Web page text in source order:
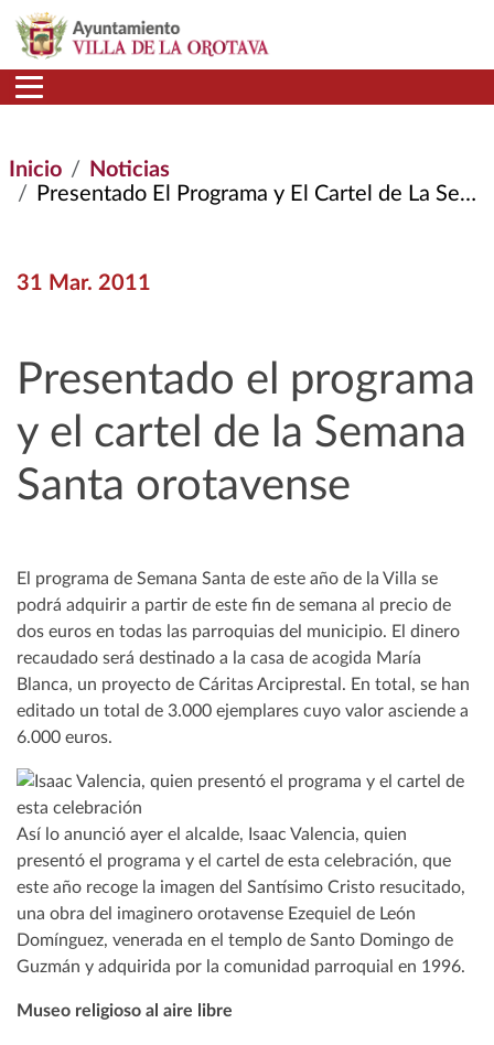
Pasar al contenido principal
Inicio
Noticias
Presentado El Programa y El Cartel de La Semana Santa Orotavense
31 Mar. 2011
Presentado el programa
y el cartel de la Semana
Santa orotavense
El programa de Semana Santa de este año de la Villa se
podrá adquirir a partir de este fin de semana al precio de
dos euros en todas las parroquias del municipio. El dinero
recaudado será destinado a la casa de acogida María
Blanca, un proyecto de Cáritas Arciprestal. En total, se han
editado un total de 3.000 ejemplares cuyo valor asciende a
6.000 euros.
Así lo anunció ayer el alcalde, Isaac Valencia, quien
presentó el programa y el cartel de esta celebración, que
este año recoge la imagen del Santísimo Cristo resucitado,
una obra del imaginero orotavense Ezequiel de León
Domínguez, venerada en el templo de Santo Domingo de
Guzmán y adquirida por la comunidad parroquial en 1996.
Museo religioso al aire libre